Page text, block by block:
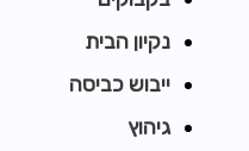
נקיון הבית
ייבוש כביסה
גיהוץ